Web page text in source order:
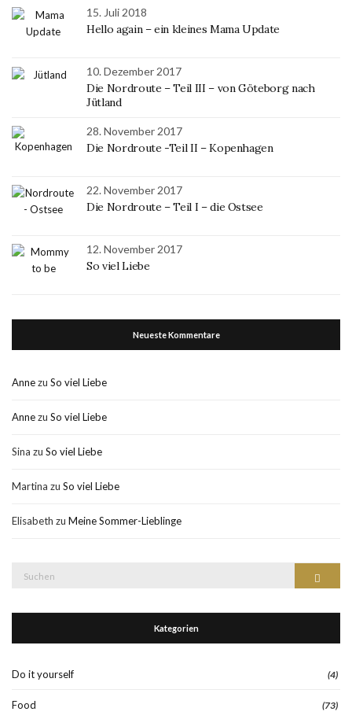
15. Juli 2018
Hello again – ein kleines Mama Update
10. Dezember 2017
Die Nordroute – Teil III – von Göteborg nach
Jütland
28. November 2017
Die Nordroute -Teil II – Kopenhagen
22. November 2017
Die Nordroute – Teil I – die Ostsee
12. November 2017
So viel Liebe
Neueste Kommentare
Annezu So viel Liebe
Annezu So viel Liebe
Sina zu So viel Liebe
Martina zu So viel Liebe
Elisabeth zu Meine Sommer-Lieblinge
Kategorien
Do it yourself (4)
Food (73)